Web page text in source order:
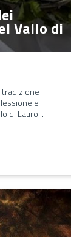
Vallo di
tradizione
e
di Lauro...